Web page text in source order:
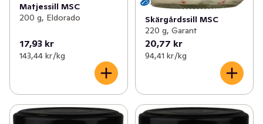
Matjessill MSC
200 g, Eldorado
17,93 kr
143,44 kr /kg
Skärgårdssill MSC
220 g, Garant
20,77 kr
94,41 kr /kg